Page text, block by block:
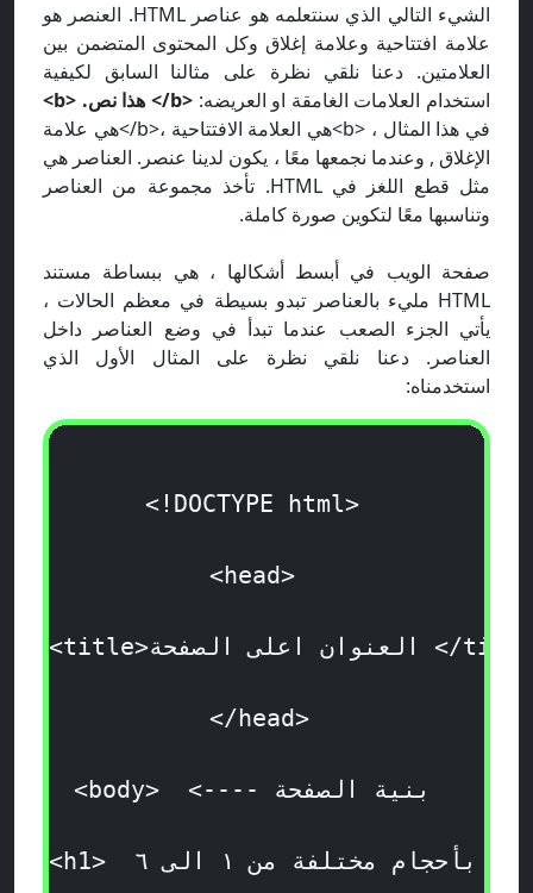
الشيء التالي الذي سنتعلمه هو عناصر HTML. العنصر هو
علامة افتتاحية وعلامة إغلاق وكل المحتوى المتضمن بين
العلامتين. دعنا نلقي نظرة على مثالنا السابق لكيفية
استخدام العلامات الغامقة او العريضه:<b/> هذا نص. <b>
في هذا المثال ، <b>هي العلامة الافتتاحية ،<b/>هي علامة
الإغلاق , وعندما نجمعها معًا ، يكون لدينا عنصر. العناصر هي
مثل قطع اللغز في HTML. تأخذ مجموعة من العناصر
وتناسبها معًا لتكوين صورة كاملة.
صفحة الويب في أبسط أشكالها ، هي ببساطة مستند
HTML مليء بالعناصر تبدو بسيطة في معظم الحالات ،
يأتي الجزء الصعب عندما تبدأ في وضع العناصر داخل
العناصر. دعنا نلقي نظرة على المثال الأول الذي
استخدمناه:
<!DOCTYPE html>
<head>
<title>العنوان اعلى الصفحة </
</head>
<body>  <---- بنية الصفحة
<h1> بأحجام مختلفة من ١ الى ٦